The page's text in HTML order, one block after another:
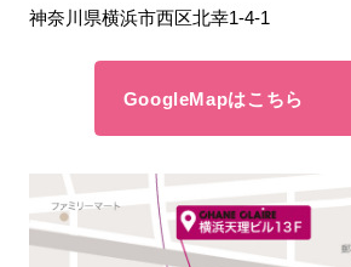
神奈川県横浜市西区北幸1-4-1
GoogleMapはこちら